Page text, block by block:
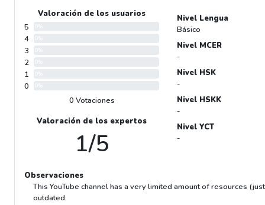
Valoración de los usuarios
5
4
3
2
1
0
0 Votaciones
Valoración de los expertos
1/5
Nivel Lengua
Básico
Nivel MCER
-
Nivel HSK
-
Nivel HSKK
-
Nivel YCT
-
Observaciones
This YouTube channel has a very limited amount of resources
outdated.